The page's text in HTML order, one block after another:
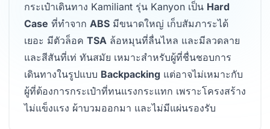
กระเป๋าเดินทาง Kamiliant รุ่น Kanyon เป็น Hard
Case ที่ทำจาก ABS มีขนาดใหญ่ เก็บสัมภาระได้
เยอะ มีตัวล็อค TSA ล้อหมุนที่ลื่นไหล และมีลวดลาย
และสีสันที่เท่ ทันสมัย เหมาะสำหรับผู้ที่ชื่นชอบการ
เดินทางในรูปแบบ Backpacking แต่อาจไม่เหมาะกับ
ผู้ที่ต้องการกระเป๋าที่ทนแรงกระแทก เพราะโครงสร้าง
ไม่แข็งแรง ผ้าบวมออกมา และไม่มีแผ่นรองรับ